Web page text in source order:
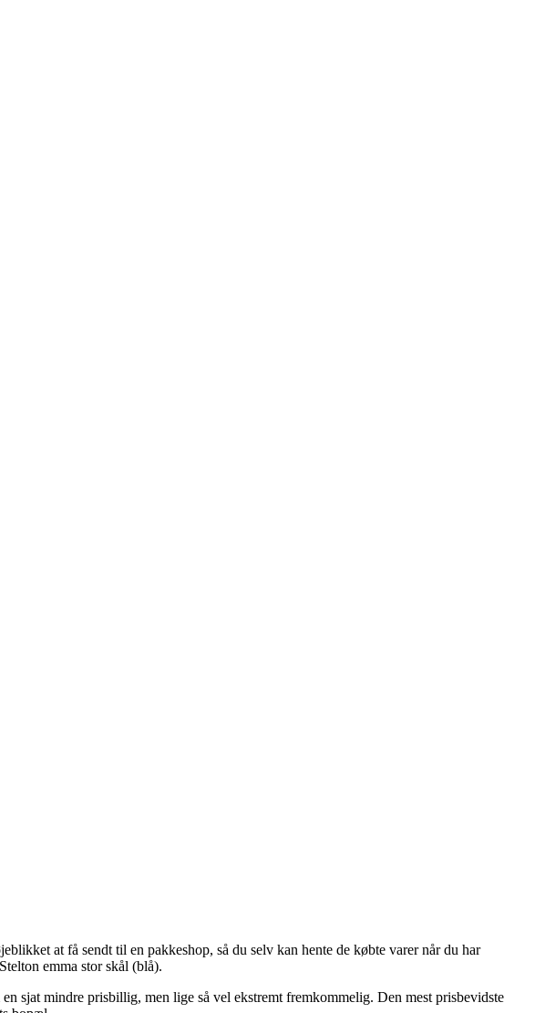
at få sendt til en pakkeshop, så du selv kan hente de købte varer når du har
emma stor skål (blå).
sjat mindre prisbillig, men lige så vel ekstremt fremkommelig. Den mest prisbevidste